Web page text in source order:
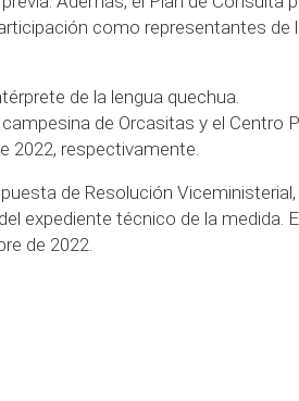
como representantes de
de la lengua quechua.
de Orcasitas y el Centro
2022, respectivamente.
de Resolución
expediente técnico de la
de 2022.